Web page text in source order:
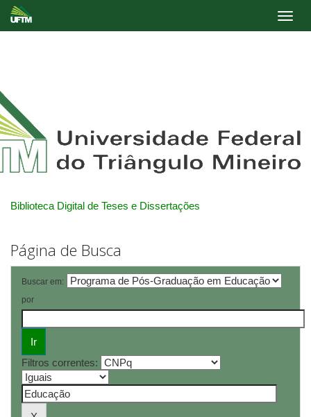
Biblioteca Digital de Teses e Dissertações
Página de Busca
Buscar em:
por
Filtros correntes: